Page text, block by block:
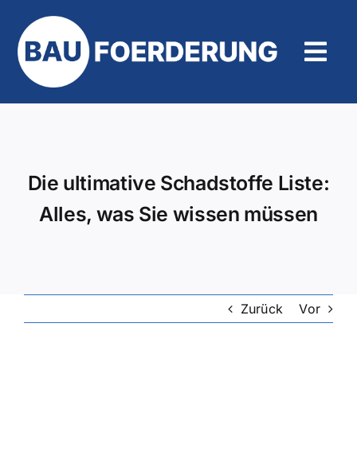
Inhalt
springen
Die ultimative Schadstoffe Liste:
Alles, was Sie wissen müssen
Zurück Vor